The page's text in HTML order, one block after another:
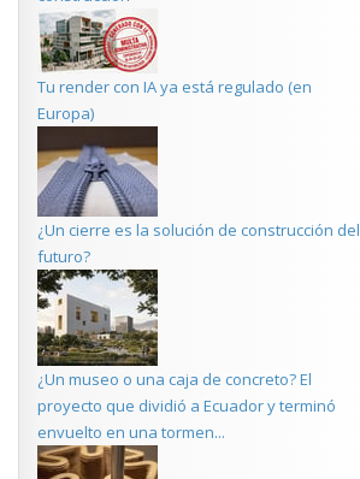
Tu render con IA ya está regulado (en
Europa)
¿Un cierre es la solución de construcción del
futuro?
¿Un museo o una caja de concreto? El
proyecto que dividió a Ecuador y terminó
envuelto en una tormen...